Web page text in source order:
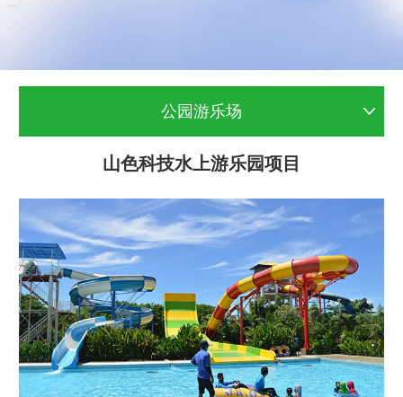
公园游乐场
山色科技水上游乐园项目